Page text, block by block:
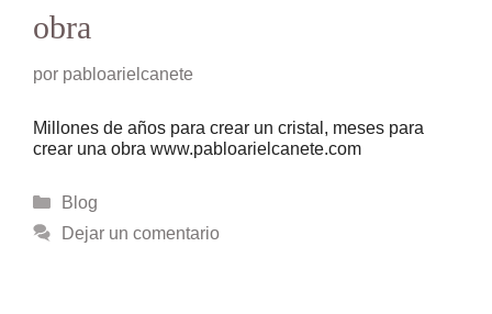
obra
por pabloarielcanete
Millones de años para crear un cristal, meses para
crear una obra www.pabloarielcanete.com
Categorías
Blog
Dejar un comentario